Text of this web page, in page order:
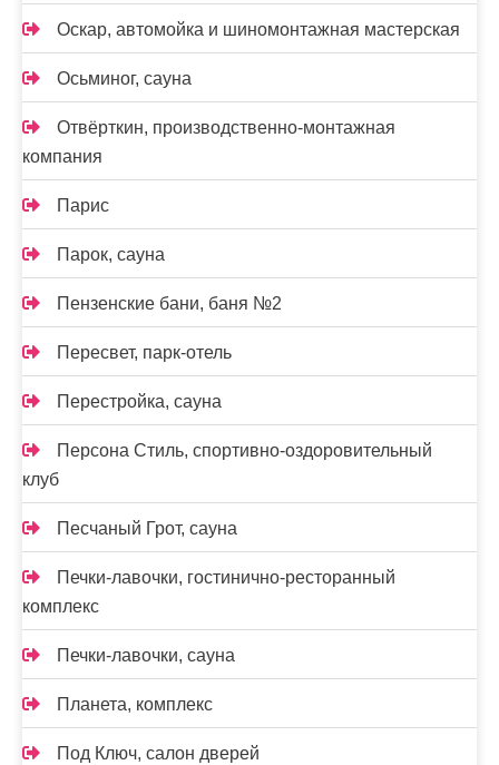
Оскар, автомойка и шиномонтажная мастерская
Осьминог, сауна
Отвёрткин, производственно-монтажная
компания
Парис
Парок, сауна
Пензенские бани, баня №2
Пересвет, парк-отель
Перестройка, сауна
Персона Стиль, спортивно-оздоровительный
клуб
Песчаный Грот, сауна
Печки-лавочки, гостинично-ресторанный
комплекс
Печки-лавочки, сауна
Планета, комплекс
Под Ключ, салон дверей